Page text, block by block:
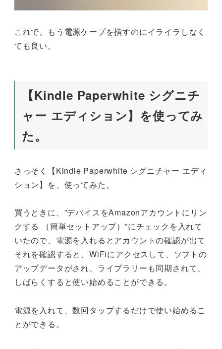
これで、もう電源ケープを指すのにイライラしなく
ても良い。
【Kindle Paperwhite シグニチ
ャー エディション】を使ってみ
た。
さっそく【Kindle Paperwhite シグニチャー エディ
ション】を、使ってみた。
買うときに、”デバイスをAmazonアカウントにリン
クする （簡単セットアップ）”にチェックを入れて
いたので、電源を入れるとアカウントの確認が出て
それを確認すると、WiFiにアクセスして、ソフトの
アップデータがされ、ライプラリーも同期されて、
しばらくすると使い始めることができる。
電源を入れて、数回タップするだけで使い始めるこ
とができる。